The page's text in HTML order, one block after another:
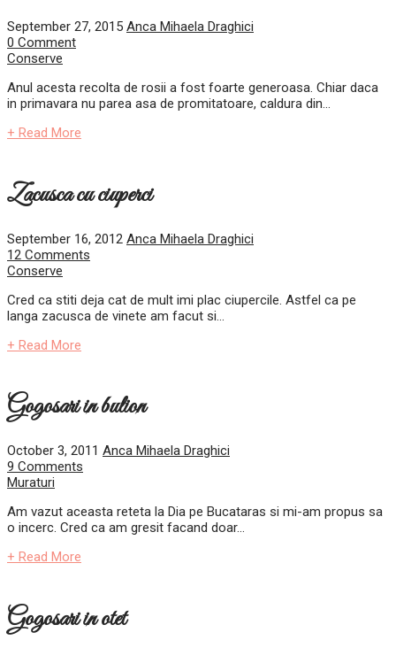
September 27, 2015 Anca Mihaela Draghici
0 Comment
Conserve
Anul acesta recolta de rosii a fost foarte generoasa. Chiar daca
in primavara nu parea asa de promitatoare, caldura din...
+ Read More
Zacusca cu ciuperci
September 16, 2012 Anca Mihaela Draghici
12 Comments
Conserve
Cred ca stiti deja cat de mult imi plac ciupercile. Astfel ca pe
langa zacusca de vinete am facut si...
+ Read More
Gogosari in bulion
October 3, 2011 Anca Mihaela Draghici
9 Comments
Muraturi
Am vazut aceasta reteta la Dia pe Bucataras si mi-am propus sa
o incerc. Cred ca am gresit facand doar...
+ Read More
Gogosari in otet